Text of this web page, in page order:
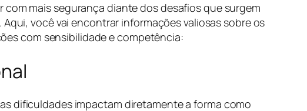
mais segurança diante dos desafios que surgem
você vai encontrar informações valiosas sobre os
com sensibilidade e competência:
dificuldades impactam diretamente a forma como